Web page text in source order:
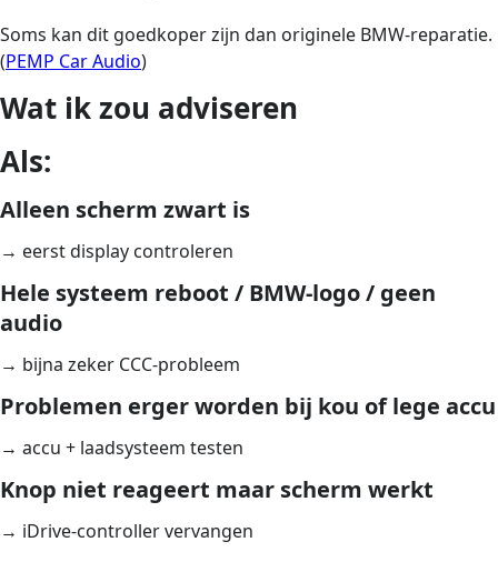
Soms kan dit goedkoper zijn dan originele BMW-reparatie.
(PEMP Car Audio)
Wat ik zou adviseren
Als:
Alleen scherm zwart is
→ eerst display controleren
Hele systeem reboot / BMW-logo / geen
audio
→ bijna zeker CCC-probleem
Problemen erger worden bij kou of lege accu
→ accu + laadsysteem testen
Knop niet reageert maar scherm werkt
→ iDrive-controller vervangen